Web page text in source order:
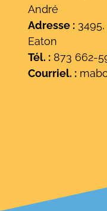
André
Adresse :3495,
Eaton
Tél. :873 662-
Courriel. :